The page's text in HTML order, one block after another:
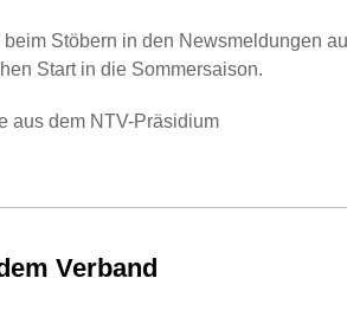
Stöbern in den Newsmeldungen
Start in die Sommersaison.
aus dem NTV-Präsidium
Verband